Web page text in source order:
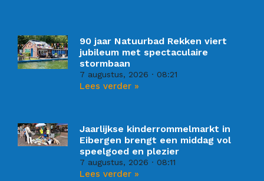
90 jaar Natuurbad Rekken viert
jubileum met spectaculaire
stormbaan
7 augustus, 2026 08:21
Lees verder »
Jaarlijkse kinderrommelmarkt in
Eibergen brengt een middag vol
speelgoed en plezier
7 augustus, 2026 08:11
Lees verder »